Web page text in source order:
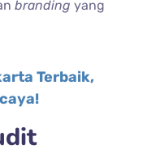
brandingyang
Terbaik,